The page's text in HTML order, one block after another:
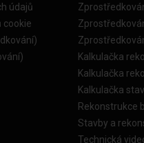
údajů
cookie
Kalkulačka
Kalkulačka
Kalkulačka
Rekonstrukce
Stavby a
Technická